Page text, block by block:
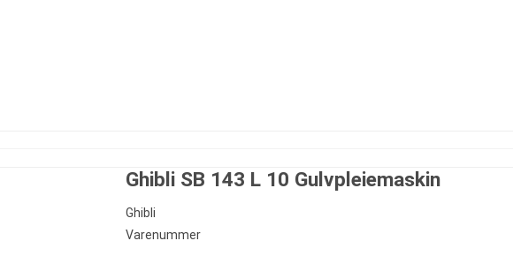
Ghibli SB 143 L 10 Gulvpleiemaskin
Ghibli
Varenummer